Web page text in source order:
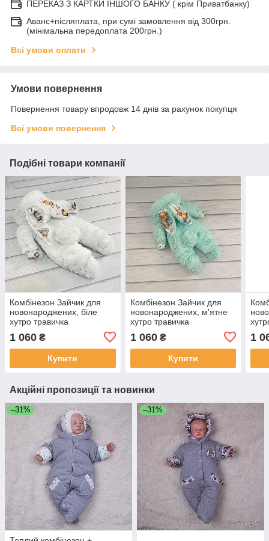
ПЕРЕКАЗ З КАРТКИ ІНШОГО БАНКУ ( крім Приватбанку)
Аванс+післяплата, при сумі замовлення від 300грн.
(мінімальна передоплата 200грн.)
Всі умови оплати
Умови повернення
Повернення товару впродовж 14 днів за рахунок покупця
Всі умови повернення
Подібні товари компанії
Комбінезон Зайчик для
новонароджених, біле
хутро травичка
1 060 ₴
Купити
Комбінезон Зайчик для
новонароджених, м'ятне
хутро травичка
1 060₴
Купити
1
Акційні пропозиції та новинки
–31% –31%